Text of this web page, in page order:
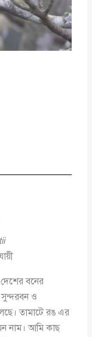
বনের
সুন্দরবন ও
তামাটে রঙ এর
নাম। আমি কাছ